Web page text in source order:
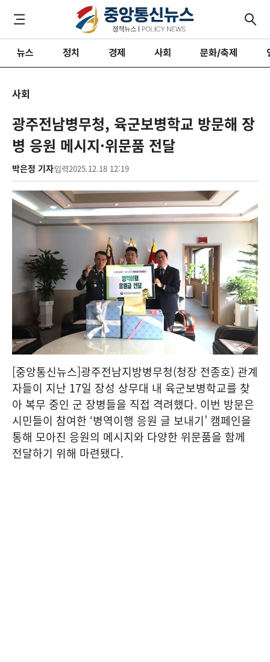
뉴스 정치 경제 사회 문화/축제
사회
광주전남병무청, 육군보병학교 방문해 장
병 응원 메시지·위문품 전달
박은정 기자입력2025.12.18 12:19
[중앙통신뉴스]광주전남지방병무청(청장 전종호) 관계
자들이 지난 17일 장성 상무대 내 육군보병학교를 찾
아 복무 중인 군 장병들을 직접 격려했다. 이번 방문은
시민들이 참여한 ‘병역이행 응원 글 보내기’ 캠페인을
통해 모아진 응원의 메시지와 다양한 위문품을 함께
전달하기 위해 마련됐다.